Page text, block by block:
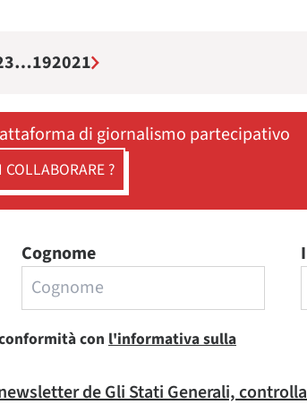
3…192021
di giornalismo partecipativo
COLLABORARE ?
Cognome
con l'informativa sulla
de Gli Stati Generali,